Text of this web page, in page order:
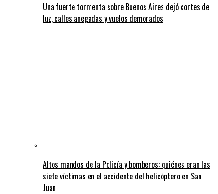
Una fuerte tormenta sobre Buenos Aires dejó cortes de
luz, calles anegadas y vuelos demorados
Altos mandos de la Policía y bomberos: quiénes eran las
siete víctimas en el accidente del helicóptero en San
Juan